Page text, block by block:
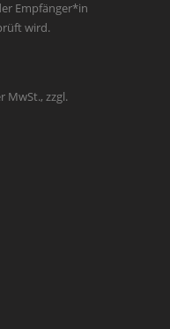
Empfänger*in
wird.
MwSt., zzgl.